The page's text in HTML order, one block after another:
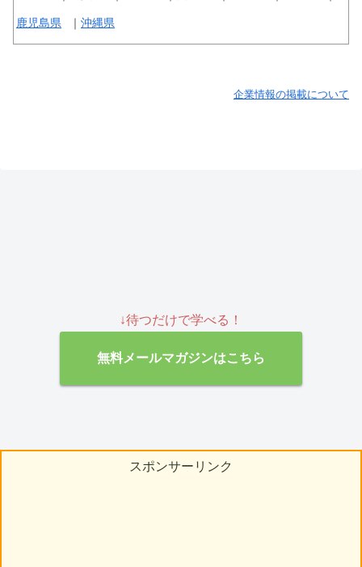
鹿児島県 沖縄県
企業情報の掲載について
↓待つだけで学べる！
無料メールマガジンはこちら
スポンサーリンク